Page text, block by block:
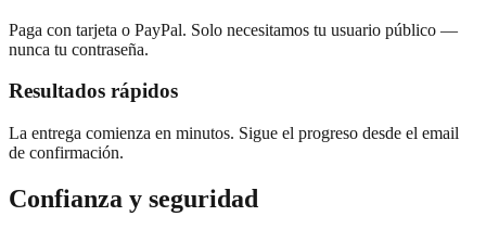
Paga con tarjeta o PayPal. Solo necesitamos tu usuario público —
nunca tu contraseña.
Resultados rápidos
La entrega comienza en minutos. Sigue el progreso desde el email
de confirmación.
Confianza y seguridad